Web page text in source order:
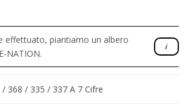
effettuato, piantiamo un albero
NATION.
/ 368 / 335 / 337 A 7 Cifre